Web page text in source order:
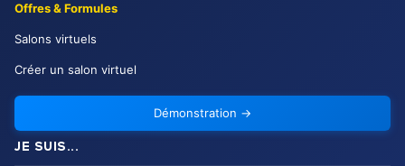
Offres & Formules
Salons virtuels
Créer un salon virtuel
Démonstration →
JE SUIS...